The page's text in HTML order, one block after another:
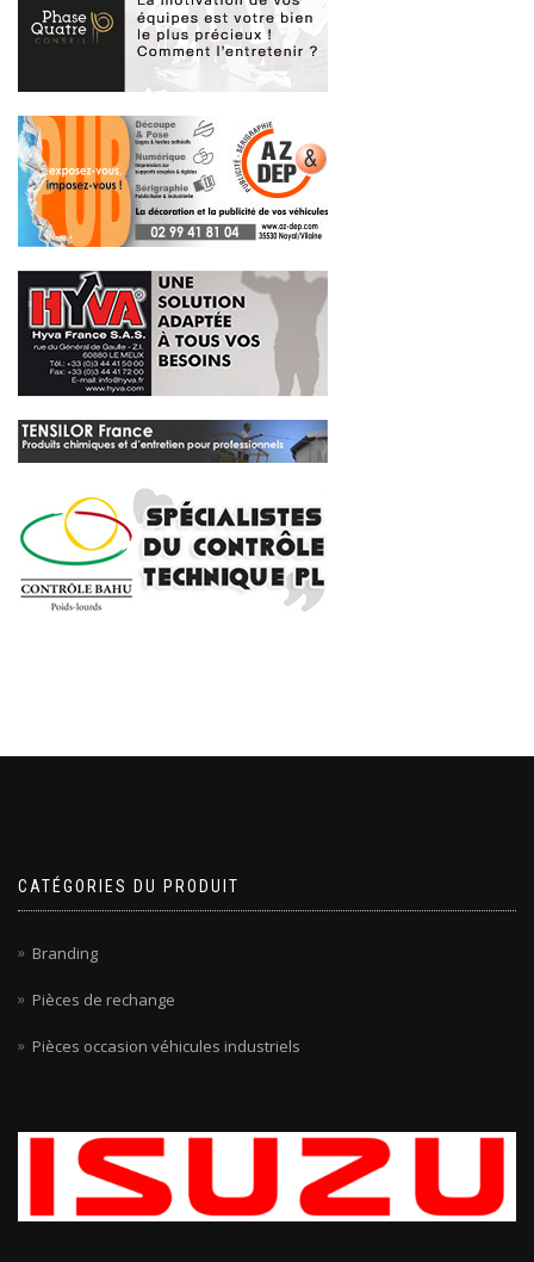
CATÉGORIES DU PRODUIT
Branding
Pièces de rechange
Pièces occasion véhicules industriels